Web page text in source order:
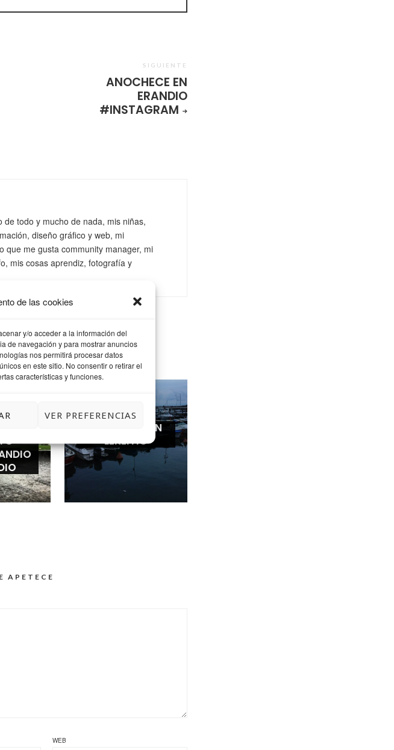
de las cookies
y/o acceder a la información del
de navegación y para mostrar anuncios
nos permitirá procesar datos
en este sitio. No consentir o retirar el
características y funciones.
VER PREFERENCIAS
SIGUIENTE
ANOCHECE EN
ERANDIO
#INSTAGRAM
todo y mucho de nada, mis niñas,
diseño gráfico y web, mi
que me gusta community manager, mi
mis cosas aprendiz, fotografía y
UNA TARDE EN
LEKEITIO
APETECE
WEB